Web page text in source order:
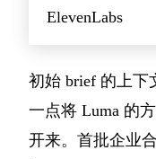
ElevenLabs
初始 brief 的上下
一点将 Luma 的
开来。首批企业